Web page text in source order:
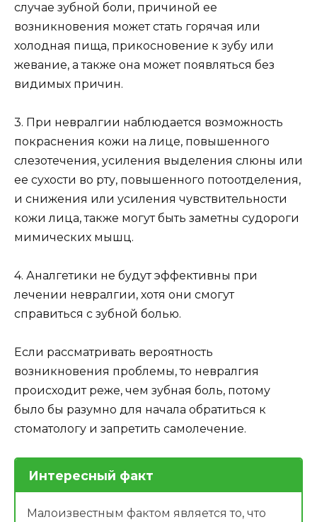
случае зубной боли, причиной ее
возникновения может стать горячая или
холодная пища, прикосновение к зубу или
жевание, а также она может появляться без
видимых причин.
3. При невралгии наблюдается возможность
покраснения кожи на лице, повышенного
слезотечения, усиления выделения слюны или
ее сухости во рту, повышенного потоотделения,
и снижения или усиления чувствительности
кожи лица, также могут быть заметны судороги
мимических мышц.
4. Аналгетики не будут эффективны при
лечении невралгии, хотя они смогут
справиться с зубной болью.
Если рассматривать вероятность
возникновения проблемы, то невралгия
происходит реже, чем зубная боль, потому
было бы разумно для начала обратиться к
стоматологу и запретить самолечение.
Интересный факт
Малоизвестным фактом является то, что